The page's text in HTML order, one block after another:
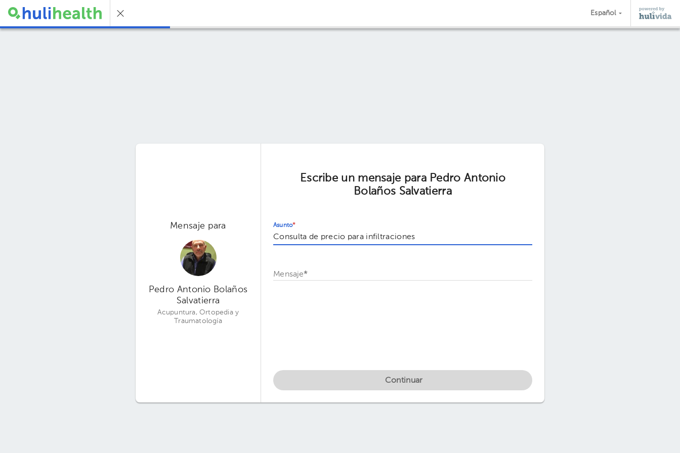
Español
Mensaje para
Pedro Antonio Bolaños
Salvatierra
Acupuntura, Ortopedia y
Traumatología
Escribe un mensaje para Pedro Antonio
Bolaños Salvatierra
Asunto*
Mensaje*
Continuar